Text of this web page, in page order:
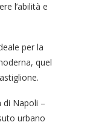
l’abilità e
per la
quel
di Napoli –
urbano